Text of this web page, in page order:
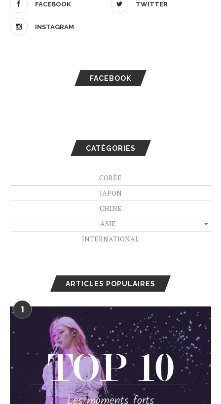
FACEBOOK TWITTER
INSTAGRAM
FACEBOOK
CATÉGORIES
CORÉE
JAPON
CHINE
ASIE
INTERNATIONAL
ARTICLES POPULAIRES
1